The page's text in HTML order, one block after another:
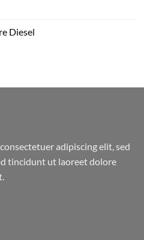
Diesel
adipiscing elit, sed
tincidunt ut laoreet dolore